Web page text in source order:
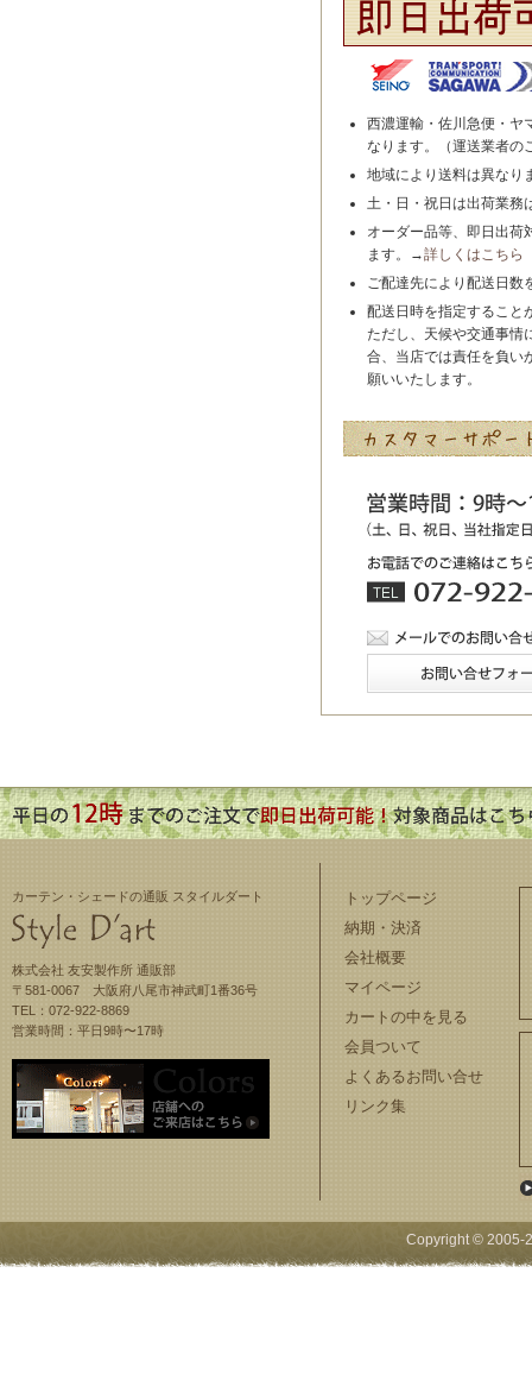
西濃運輸・佐川急便・ヤ
なります。（運送業者の
地域により送料は異なり
土・日・祝日は出荷業務
オーダー品等、即日出荷
ます。→詳しくはこちら
ご配達先により配送日数
配送日時を指定すること
ただし、天候や交通事情
合、当店では責任を負い
願いいたします。
カーテン・シェードの通販 スタイルダート
株式会社 友安製作所 通販部
〒581-0067 大阪府八尾市神武町1番36号
TEL：072-922-8869
営業時間：平日9時〜17時
トップページ
納期・決済
会社概要
マイページ
カートの中を見る
会員ついて
よくあるお問い合せ
リンク集
Copyright © 2005-